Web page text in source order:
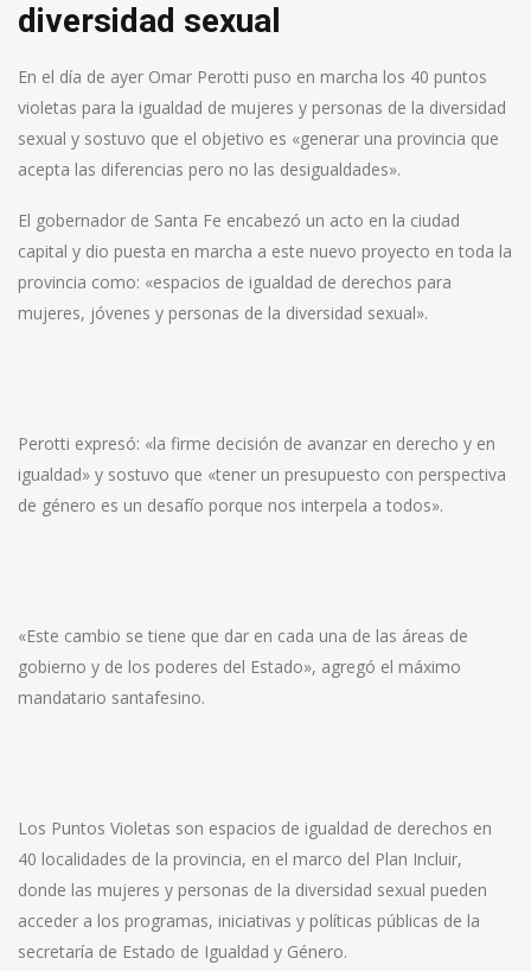
diversidad sexual
En el día de ayer Omar Perotti puso en marcha los 40 puntos
violetas para la igualdad de mujeres y personas de la diversidad
sexual y sostuvo que el objetivo es «generar una provincia que
acepta las diferencias pero no las desigualdades».
El gobernador de Santa Fe encabezó un acto en la ciudad
capital y dio puesta en marcha a este nuevo proyecto en toda la
provincia como: «espacios de igualdad de derechos para
mujeres, jóvenes y personas de la diversidad sexual».
Perotti expresó: «la firme decisión de avanzar en derecho y en
igualdad» y sostuvo que «tener un presupuesto con perspectiva
de género es un desafío porque nos interpela a todos».
«Este cambio se tiene que dar en cada una de las áreas de
gobierno y de los poderes del Estado», agregó el máximo
mandatario santafesino.
Los Puntos Violetas son espacios de igualdad de derechos en
40 localidades de la provincia, en el marco del Plan Incluir,
donde las mujeres y personas de la diversidad sexual pueden
acceder a los programas, iniciativas y políticas públicas de la
secretaría de Estado de Igualdad y Género.